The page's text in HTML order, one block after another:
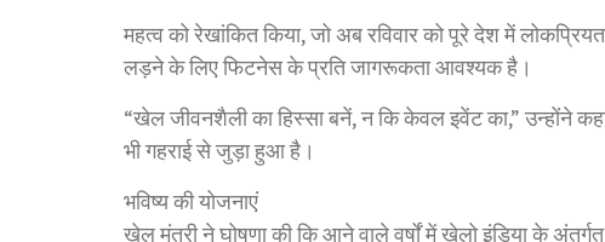
महत्व को रेखांकित किया, जो अब रविवार को पूरे देश में
लड़ने के लिए फिटनेस के प्रति जागरूकता आवश्यक है।
“खेल जीवनशैली का हिस्सा बनें, न कि केवल इवेंट का,” उन्होंने
भी गहराई से जुड़ा हुआ है।
भविष्य की योजनाएं
खेल मंत्री ने घोषणा की कि आने वाले वर्षों में खेलो इंडिया के